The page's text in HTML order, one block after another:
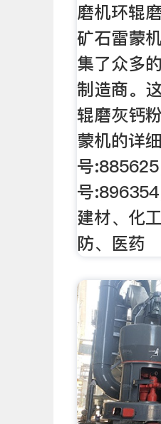
磨机环辊
矿石雷蒙
集了众多
制造商。
辊磨灰钙
蒙机的详
号
号
建材、化
防、医药